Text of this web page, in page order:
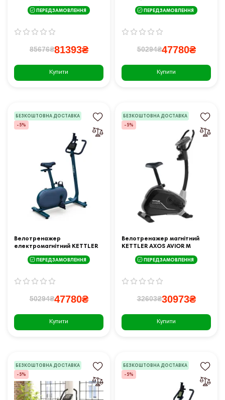
ПЕРЕДЗАМОВЛЕННЯ
85676₴81393₴
Купити
ПЕРЕДЗАМОВЛЕННЯ
50294₴47780₴
Купити
БЕЗКОШТОВНА ДОСТАВКА
-5%
Велотренажер
електромагнітний KETTLER
ПЕРЕДЗАМОВЛЕННЯ
50294₴47780₴
Купити
БЕЗКОШТОВНА ДОСТАВКА
-5%
Велотренажер магнітний
KETTLER AXOS AVIOR M
ПЕРЕДЗАМОВЛЕННЯ
32603₴30973₴
Купити
БЕЗКОШТОВНА ДОСТАВКА
-5%
БЕЗКОШТОВНА ДОСТАВКА
-5%